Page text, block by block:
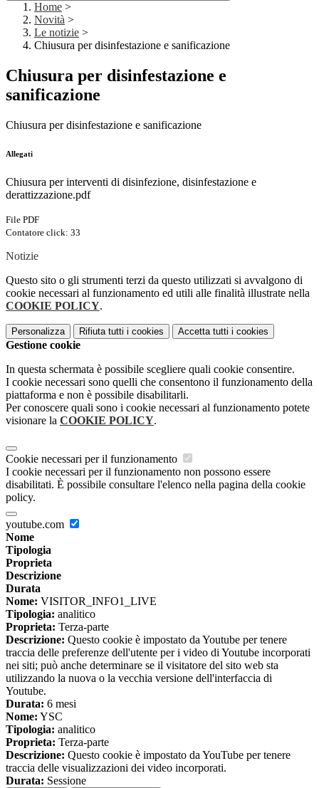
Home >
Novità >
Le notizie >
Chiusura per disinfestazione e sanificazione
Chiusura per disinfestazione e
sanificazione
Chiusura per disinfestazione e sanificazione
Allegati
Chiusura per interventi di disinfezione, disinfestazione e
derattizzazione.pdf
File PDF
Contatore click: 33
Notizie
Questo sito o gli strumenti terzi da questo utilizzati si avvalgono di
cookie necessari al funzionamento ed utili alle finalità illustrate nella
COOKIE POLICY.
Personalizza Rifiuta tutti i cookies Accetta tutti i cookies
Gestione cookie
In questa schermata è possibile scegliere quali cookie consentire.
I cookie necessari sono quelli che consentono il funzionamento della
piattaforma e non è possibile disabilitarli.
Per conoscere quali sono i cookie necessari al funzionamento potete
visionare la COOKIE POLICY.
Cookie necessari per il funzionamento
I cookie necessari per il funzionamento non possono essere
disabilitati. È possibile consultare l'elenco nella pagina della cookie
policy.
youtube.com
Nome
Tipologia
Proprieta
Descrizione
Durata
Nome: VISITOR_INFO1_LIVE
Tipologia: analitico
Proprieta: Terza-parte
Descrizione: Questo cookie è impostato da Youtube per tenere
traccia delle preferenze dell'utente per i video di Youtube incorporati
nei siti; può anche determinare se il visitatore del sito web sta
utilizzando la nuova o la vecchia versione dell'interfaccia di
Youtube.
Durata: 6 mesi
Nome: YSC
Tipologia: analitico
Proprieta: Terza-parte
Descrizione: Questo cookie è impostato da YouTube per tenere
traccia delle visualizzazioni dei video incorporati.
Durata: Sessione